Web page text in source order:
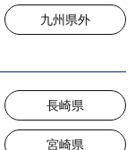
九州県外
長崎県
宮崎県